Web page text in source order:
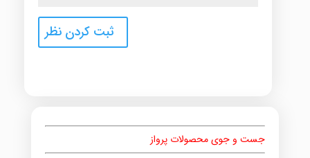
جست و جوی محصولات پرواز